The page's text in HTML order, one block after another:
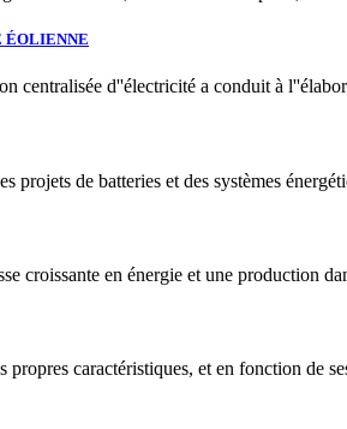
ÉOLIENNE
centralisée d''électricité a conduit à
de batteries et des systèmes
croissante en énergie et une production
propres caractéristiques, et en fonction de